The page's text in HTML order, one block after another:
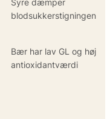
Syre dæmper
blodsukkerstigningen
Bær har lav GL og høj
antioxidantværdi